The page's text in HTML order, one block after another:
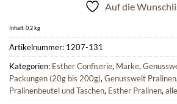
Auf die
Inhalt: 0,2kg
Artikelnummer: 1207-131
Kategorien: Esther Confiserie, Marke,
Packungen (20g bis 200g), Genusswelt Pralinen,
Pralinenbeutel und Taschen, Esther Pralinen,